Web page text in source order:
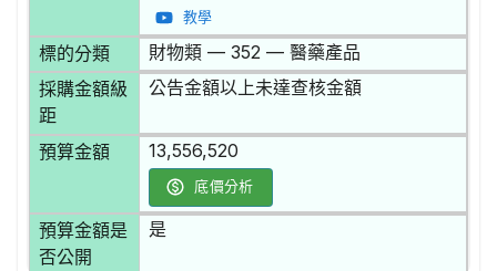
教學
標的分類 財物類 — 352 — 醫藥產品
採購金額級
距
公告金額以上未達查核金額
預算金額 13,556,520
底價分析
預算金額是
否公開
是